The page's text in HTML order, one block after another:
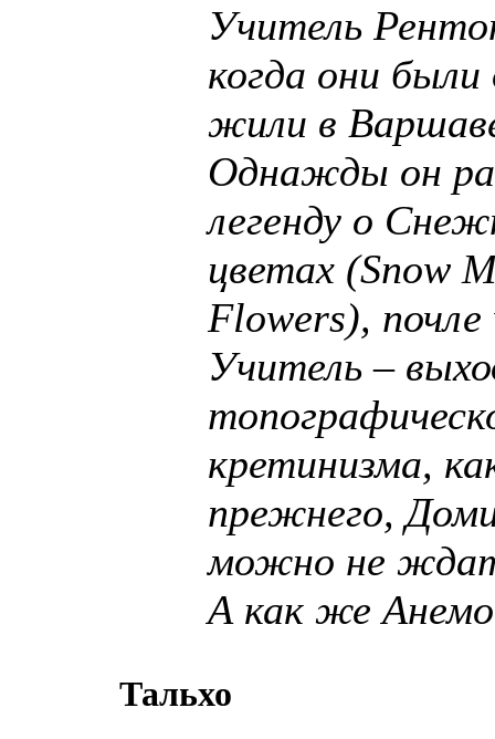
Учитель
когда они
жили в
Однажды он
легенду о
цветах (Snow
Flowers), почле
Учитель –
кретинизма,
прежнего,
можно не
А как же
Тальхо